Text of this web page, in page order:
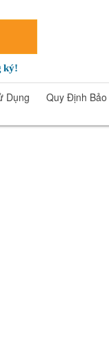
ký!
Dụng Quy Định